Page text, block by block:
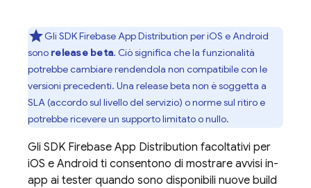
Gli SDKFirebase App Distribution per iOS e Android
sono release beta. Ciò significa che la funzionalità
potrebbe cambiare rendendola non compatibile con le
versioni precedenti. Una release beta non è soggetta a
SLA (accordo sul livello del servizio) o norme sul ritiro e
potrebbe ricevere un supporto limitato o nullo.
Gli SDK Firebase App Distribution facoltativi per
iOS e Android ti consentono di mostrare avvisi in-
app ai tester quando sono disponibili nuove build